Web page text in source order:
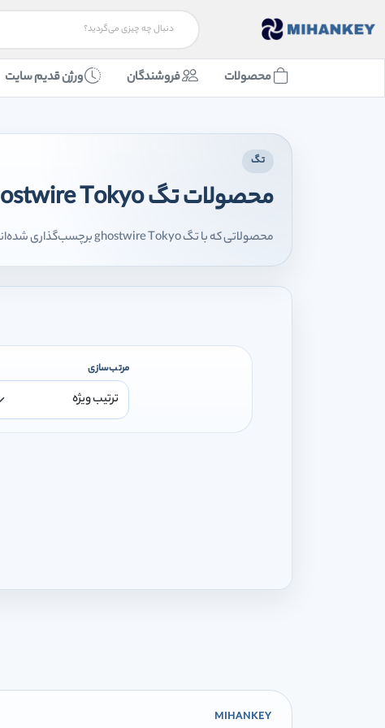
محصولات فروشندگان ورژن قدیم سایت
تگ
محصولات تگ ghostwire Tokyo
محصولاتی که با تگ ghostwire Tokyo برچسب‌گذاری شده‌اند را اینجا مشاهده می‌کنید.
مرتب‌سازی
MIHANKEY